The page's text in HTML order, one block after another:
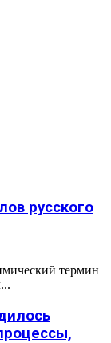
русского
термин